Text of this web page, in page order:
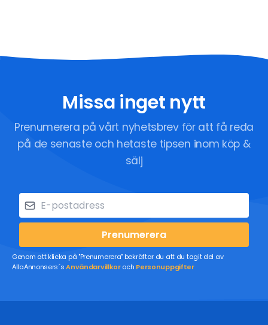
Missa inget nytt
Prenumerera på vårt nyhetsbrev för att få reda
på de senaste och hetaste tipsen inom köp &
sälj
Prenumerera
Genom att klicka på "Prenumerera" bekräftar du att du tagit del av
AllaAnnonsers´sAnvändarvillkoroch Personuppgifter